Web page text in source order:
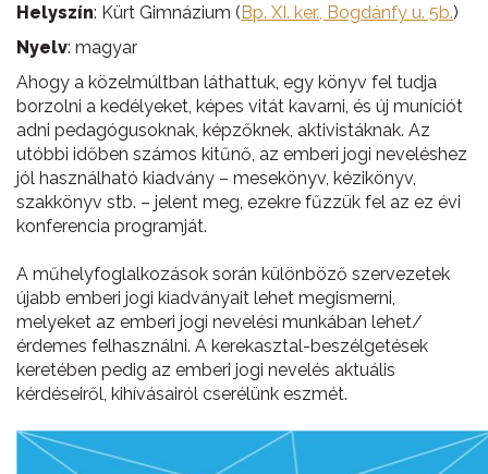
Helyszín: Kürt Gimnázium (Bp. XI. ker., Bogdánfy u. 5b.)
Nyelv: magyar
Ahogy a közelmúltban láthattuk, egy könyv fel tudja
borzolni a kedélyeket, képes vitát kavarni, és új muníciót
adni pedagógusoknak, képzőknek, aktivistáknak. Az
utóbbi időben számos kitűnő, az emberi jogi neveléshez
jól használható kiadvány – mesekönyv, kézikönyv,
szakkönyv stb. – jelent meg, ezekre fűzzük fel az ez évi
konferencia programját.
A műhelyfoglalkozások során különböző szervezetek
újabb emberi jogi kiadványait lehet megismerni,
melyeket az emberi jogi nevelési munkában lehet/
érdemes felhasználni. A kerekasztal-beszélgetések
keretében pedig az emberi jogi nevelés aktuális
kérdéseiről, kihívásairól cserélünk eszmét.